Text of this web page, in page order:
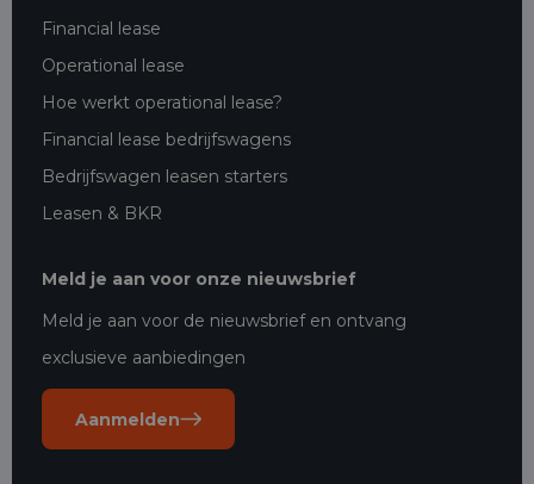
Financial lease
Operational lease
Hoe werkt operational lease?
Financial lease bedrijfswagens
Bedrijfswagen leasen starters
Leasen & BKR
Meld je aan voor onze nieuwsbrief
Meld je aan voor de nieuwsbrief en ontvang
exclusieve aanbiedingen
Aanmelden